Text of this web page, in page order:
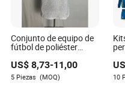
Conjunto de equipo de
fútbol de poliéster
enganchones para
partido de fin de
semana
US$8,73-11,00
5 Piezas (MOQ) 10